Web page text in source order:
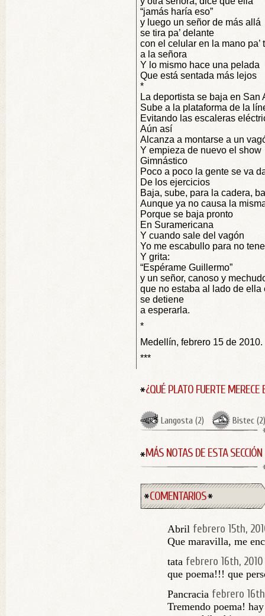
“jamás haría eso”
y luego un señor de más allá
se tira pa’ delante
con el celular en la mano pa’
a la señora
Y lo mismo hace una pelada
Que está sentada más lejos
*
La deportista se baja en San
Sube a la plataforma de la
Evitando las escaleras
Aún así
Alcanza a montarse a un
Y empieza de nuevo el show
Gimnástico
Poco a poco la gente se va
De los ejercicios
Baja, sube, para la cadera,
Aunque ya no causa la
Porque se baja pronto
En Suramericana
Y cuando sale del vagón
Yo me escabullo para no
Y grita:
“Espérame Guillermo”
y un señor, canoso y
que no estaba al lado de ella
se detiene
a esperarla.
*
Medellín, febrero 15 de
***
¿QUÉ PLATO FUERTE MERECE
Langosta (2) Bistec (2)
MÁS NOTAS DE ESTA SECCIÓN
COMENTARIOS
Abril febrero 15th,
Que maravilla, me
tata febrero 16th, 2010
que poema!!! que
Pancracia febrero
Tremendo poema!